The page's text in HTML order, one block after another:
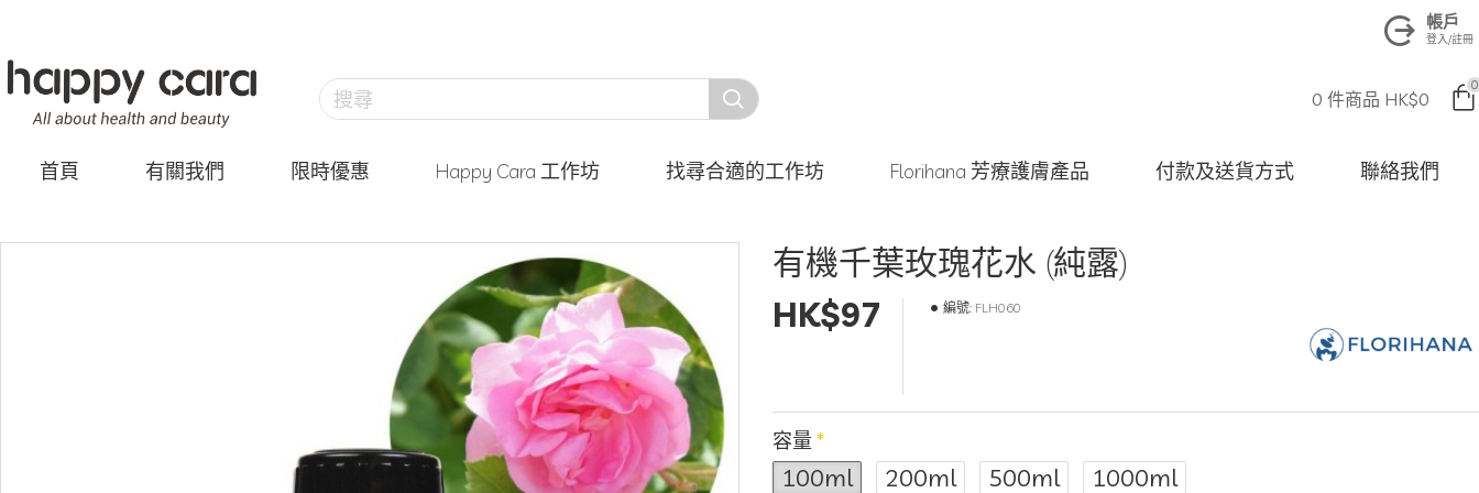
帳戶
登入/註冊
0 件商品 HK$0
0
首頁 有關我們 限時優惠 Happy Cara 工作坊 找尋合適的工作坊 Florihana 芳療護膚產品 付款及送貨方式 聯絡我們
有機千葉玫瑰花水 (純露)
HK$97
編號: FLH060
容量
100ml 200ml 500ml 1000ml